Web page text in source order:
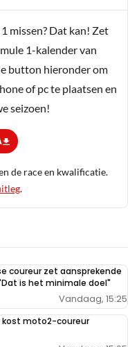
missen? Dat kan! Zet
1-kalender van
button hieronder om
of pc te plaatsen en
seizoen!
de race en kwalificatie.
.
coureur zet aansprekende
is het minimale doel"
Vandaag, 15:25
kost moto2-coureur